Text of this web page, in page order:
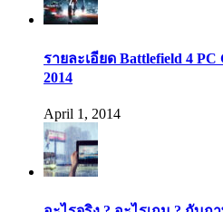
รายละเอียด Battlefield 4
2014
April 1, 2014